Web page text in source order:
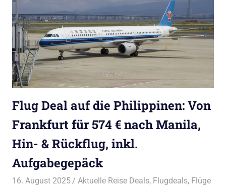
Flug Deal auf die Philippinen: Von
Frankfurt für 574 € nach Manila,
Hin- & Rückflug, inkl.
Aufgabegepäck
16. August 2025 Bruno Müller
Aktuelle Reise Deals, Flugdeals, Flüge